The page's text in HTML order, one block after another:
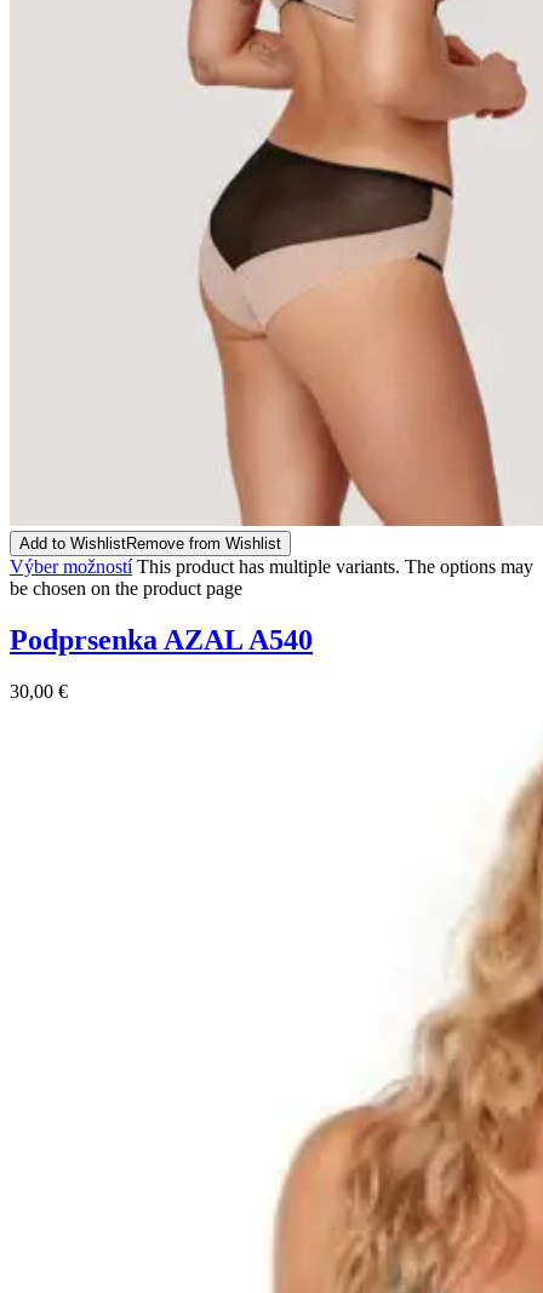
Add to WishlistRemove from Wishlist
Výber možností This product has multiple variants. The options may
be chosen on the product page
Podprsenka AZAL A540
30,00 €